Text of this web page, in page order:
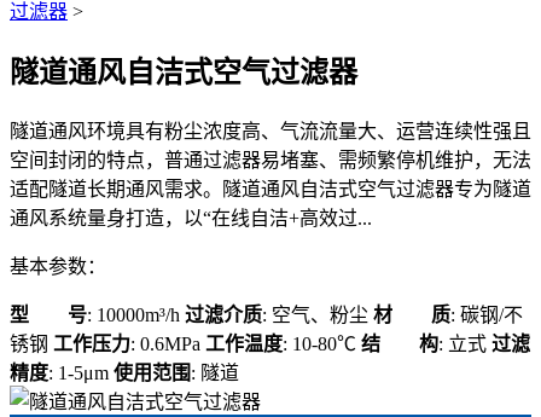
过滤器 >
隧道通风自洁式空气过滤器
隧道通风环境具有粉尘浓度高、气流流量大、运营连续性强且
空间封闭的特点，普通过滤器易堵塞、需频繁停机维护，无法
适配隧道长期通风需求。隧道通风自洁式空气过滤器专为隧道
通风系统量身打造，以“在线自洁+高效过...
基本参数：
型 号: 10000m³/h 过滤介质: 空气、粉尘 材 质: 碳钢/不
锈钢 工作压力: 0.6MPa 工作温度: 10-80℃ 结 构: 立式 过滤
精度: 1-5μm 使用范围: 隧道